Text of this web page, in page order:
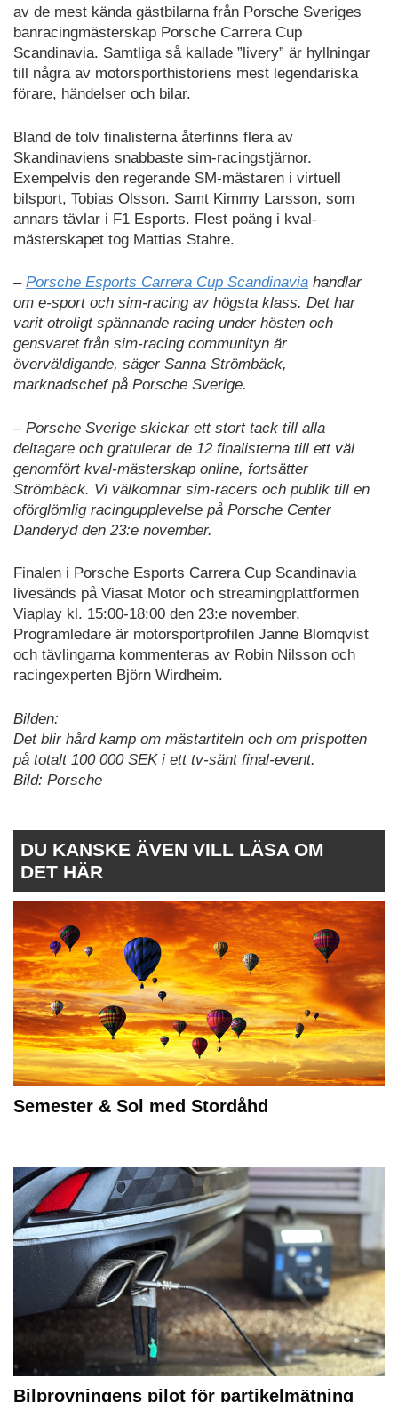
av de mest kända gästbilarna från Porsche Sveriges
banracingmästerskap Porsche Carrera Cup
Scandinavia. Samtliga så kallade ”livery” är hyllningar
till några av motorsporthistoriens mest legendariska
förare, händelser och bilar.
Bland de tolv finalisterna återfinns flera av
Skandinaviens snabbaste sim-racingstjärnor.
Exempelvis den regerande SM-mästaren i virtuell
bilsport, Tobias Olsson. Samt Kimmy Larsson, som
annars tävlar i F1 Esports. Flest poäng i kval-
mästerskapet tog Mattias Stahre.
– Porsche Esports Carrera Cup Scandinavia handlar
om e-sport och sim-racing av högsta klass. Det har
varit otroligt spännande racing under hösten och
gensvaret från sim-racing communityn är
överväldigande, säger Sanna Strömbäck,
marknadschef på Porsche Sverige.
– Porsche Sverige skickar ett stort tack till alla
deltagare och gratulerar de 12 finalisterna till ett väl
genomfört kval-mästerskap online, fortsätter
Strömbäck. Vi välkomnar sim-racers och publik till en
oförglömlig racingupplevelse på Porsche Center
Danderyd den 23:e november.
Finalen i Porsche Esports Carrera Cup Scandinavia
livesänds på Viasat Motor och streamingplattformen
Viaplay kl. 15:00-18:00 den 23:e november.
Programledare är motorsportprofilen Janne Blomqvist
och tävlingarna kommenteras av Robin Nilsson och
racingexperten Björn Wirdheim.
Bilden:
Det blir hård kamp om mästartiteln och om prispotten
på totalt 100 000 SEK i ett tv-sänt final-event.
Bild: Porsche
DU KANSKE ÄVEN VILL LÄSA OM
DET HÄR
Semester & Sol med Stordåhd
Bilprovningens pilot för partikelmätning